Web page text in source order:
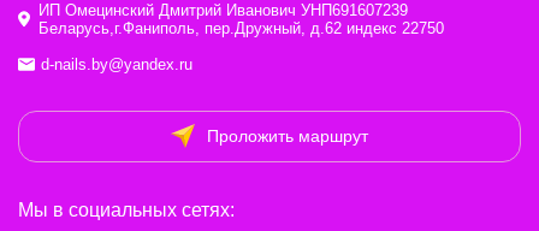
ИП Омецинский Дмитрий Иванович УНП691607239
Беларусь,г.Фаниполь, пер.Дружный, д.62 индекс 22750
d-nails.by@yandex.ru
Проложить маршрут
Мы в социальных сетях: